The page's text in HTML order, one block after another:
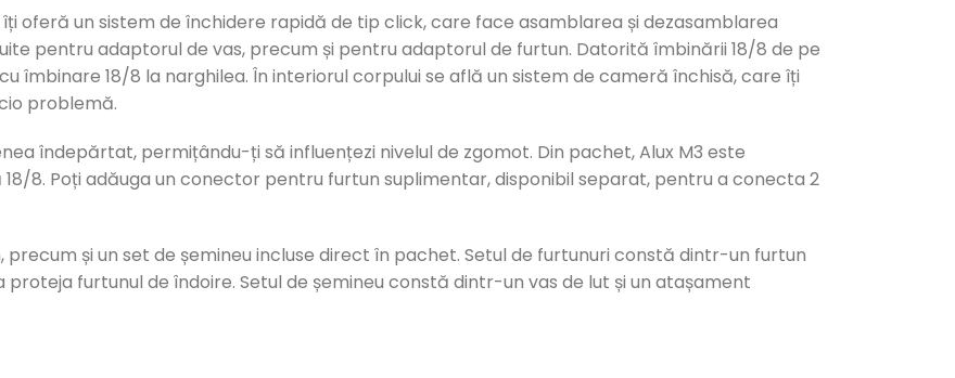
oferă un sistem de închidere rapidă de tip click, care face asamblarea și dezasamblarea
pentru adaptorul de vas, precum și pentru adaptorul de furtun. Datorită îmbinării 18/8 de pe
îmbinare 18/8 la narghilea. În interiorul corpului se află un sistem de cameră închisă, care îți
problemă.
îndepărtat, permițându-ți să influențezi nivelul de zgomot. Din pachet, Alux M3 este
8. Poți adăuga un conector pentru furtun suplimentar, disponibil separat, pentru a conecta 2
precum și un set de șemineu incluse direct în pachet. Setul de furtunuri constă dintr-un furtun
furtunul de îndoire. Setul de șemineu constă dintr-un vas de lut și un atașament